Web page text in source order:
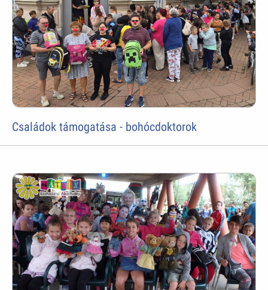
Családok támogatása - bohócdoktorok